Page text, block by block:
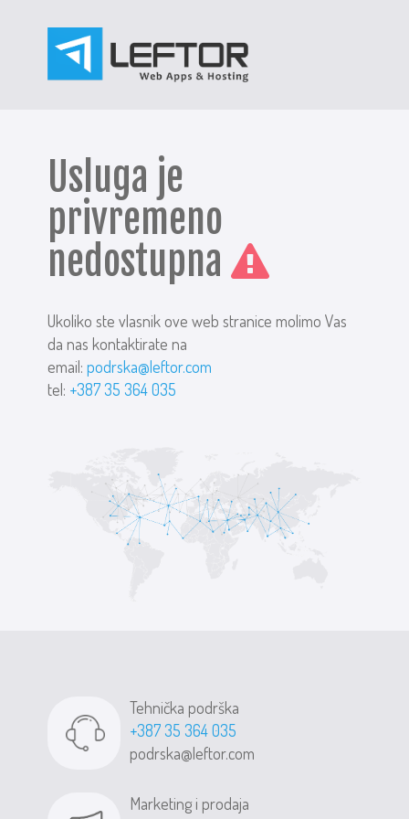
Usluga je
privremeno
nedostupna
Ukoliko ste vlasnik ove web stranice molimo Vas
da nas kontaktirate na
email:podrska@leftor.com
tel: +387 35 364 035
Tehnička podrška
+387 35 364 035
podrska@leftor.com
Marketing i prodaja